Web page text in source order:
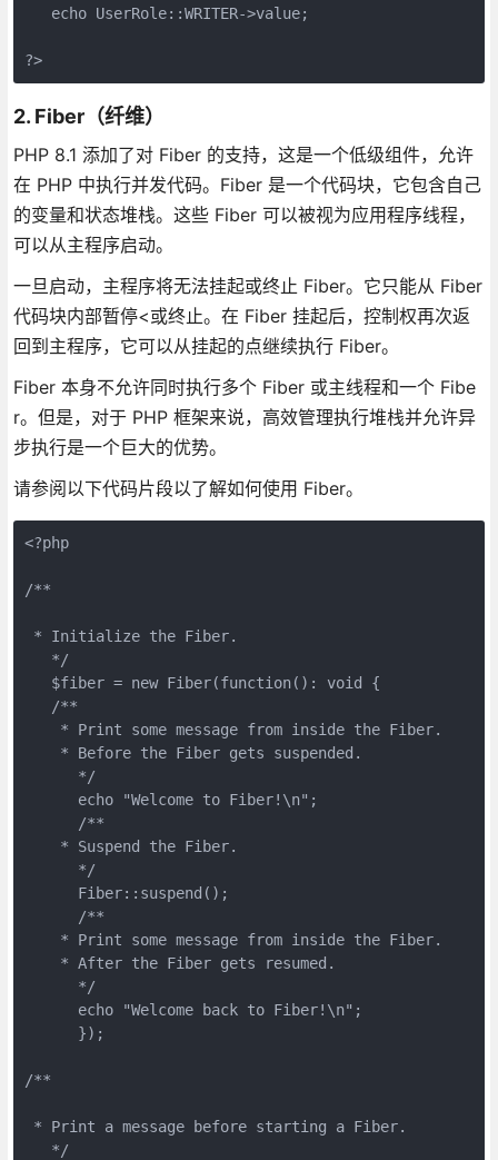
   echo UserRole::WRITER->value;
?>
2. Fiber（纤维）
PHP 8.1 添加了对 Fiber 的支持，这是一个低级组件，允许
在 PHP 中执行并发代码。Fiber 是一个代码块，它包含自己
的变量和状态堆栈。这些 Fiber 可以被视为应用程序线程，
可以从主程序启动。
一旦启动，主程序将无法挂起或终止 Fiber。它只能从 Fiber
代码块内部暂停<或终止。在 Fiber 挂起后，控制权再次返
回到主程序，它可以从挂起的点继续执行 Fiber。
Fiber 本身不允许同时执行多个 Fiber 或主线程和一个 Fibe
r。但是，对于 PHP 框架来说，高效管理执行堆栈并允许异
步执行是一个巨大的优势。
请参阅以下代码片段以了解如何使用 Fiber。
<?php
/**
* Initialize the Fiber.
   */
   $fiber = new Fiber(function(): void {
   /**
    * Print some message from inside the Fiber.
    * Before the Fiber gets suspended.
      */
      echo "Welcome to Fiber!\n";
      /**
    * Suspend the Fiber.
      */
      Fiber::suspend();
      /**
    * Print some message from inside the Fiber.
    * After the Fiber gets resumed.
      */
      echo "Welcome back to Fiber!\n";
      });
/**
* Print a message before starting a Fiber.
   */